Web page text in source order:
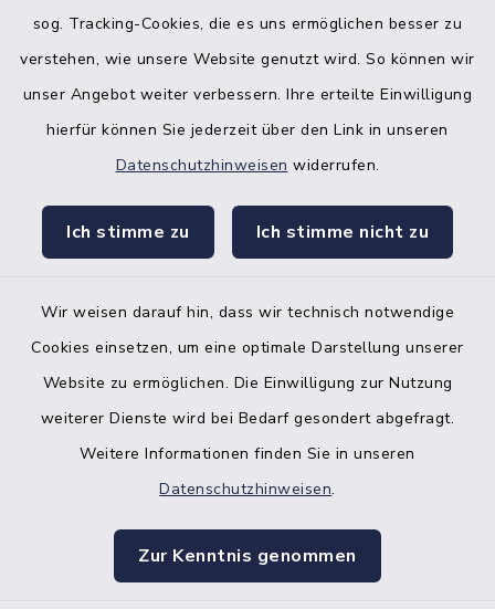
sog. Tracking-Cookies, die es uns ermöglichen besser zu
verstehen, wie unsere Website genutzt wird. So können wir
unser Angebot weiter verbessern. Ihre erteilte Einwilligung
hierfür können Sie jederzeit über den Link in unseren
Datenschutzhinweisen widerrufen.
Ich stimme zu Ich stimme nicht zu
Wir weisen darauf hin, dass wir technisch notwendige
Cookies einsetzen, um eine optimale Darstellung unserer
Website zu ermöglichen. Die Einwilligung zur Nutzung
weiterer Dienste wird bei Bedarf gesondert abgefragt.
Weitere Informationen finden Sie in unseren
Datenschutzhinweisen.
Zur Kenntnis genommen
facebook
Bankverbindung der Amtskasse
Barrierefreiheit
Impressum